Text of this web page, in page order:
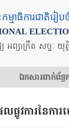
មាធិការជាតិរៀ
អព្យាក្រឹត សច្ចៈ យុត្
ឯកសារ​ពាក់ព័ន្
ផ្លូវ​ការ​នៃ​ក